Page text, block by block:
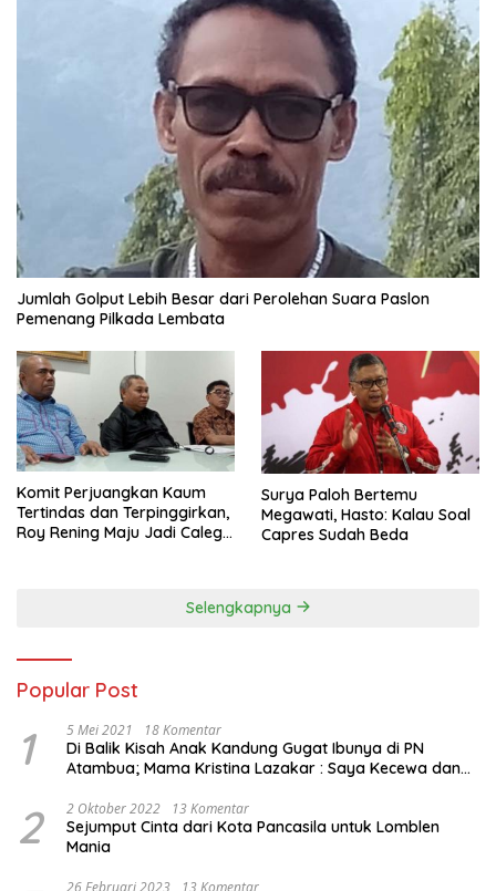
Jumlah Golput Lebih Besar dari Perolehan Suara Paslon
Pemenang Pilkada Lembata
Komit Perjuangkan Kaum
Tertindas dan Terpinggirkan,
Roy Rening Maju Jadi Caleg
Surya Paloh Bertemu
Megawati, Hasto: Kalau Soal
Capres Sudah Beda
Selengkapnya
Popular Post
1 5 Mei 2021 18 Komentar
Di Balik Kisah Anak Kandung Gugat Ibunya di PN
Atambua; Mama Kristina Lazakar : Saya Kecewa dan
2 2 Oktober 2022 13 Komentar
Sejumput Cinta dari Kota Pancasila untuk Lomblen
Mania
26 Februari 2023 13 Komentar